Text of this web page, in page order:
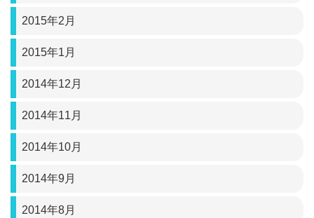
2015年2月
2015年1月
2014年12月
2014年11月
2014年10月
2014年9月
2014年8月